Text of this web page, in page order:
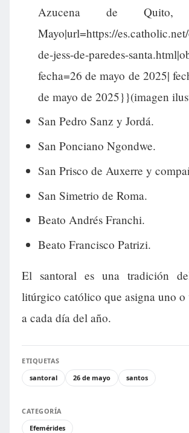
Azucena de
Mayo|url=https://
de-jess-de-paredes-
fecha=26 de mayo de 2025|
de mayo de 2025}}(imagen
San Pedro Sanz y Jordá.
San Ponciano Ngondwe.
San Prisco de Auxerre y
San Simetrio de Roma.
Beato Andrés Franchi.
Beato Francisco Patrizi.
El santoral es una tradición
litúrgico católico que asigna uno o
a cada día del año.
ETIQUETAS
santoral
26 de mayo santos
CATEGORÍA
Efemérides